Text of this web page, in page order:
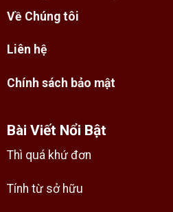
Về Chúng tôi
Liên hệ
Chính sách bảo mật
Bài Viết Nổi Bật
Thì quá khứ đơn
Tính từ sở hữu